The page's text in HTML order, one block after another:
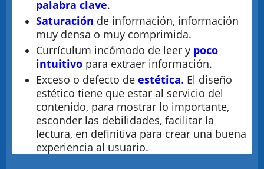
palabra clave.
Saturación de información, información
muy densa o muy comprimida.
Currículum incómodo de leer y poco
intuitivo para extraer información.
Exceso o defecto de estética. El diseño
estético tiene que estar al servicio del
contenido, para mostrar lo importante,
esconder las debilidades, facilitar la
lectura, en definitiva para crear una buena
experiencia al usuario.